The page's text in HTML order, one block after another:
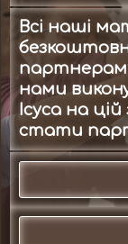
Всі наші
партнерам
нами
Ісуса на
стати